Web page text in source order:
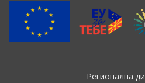
Регионална